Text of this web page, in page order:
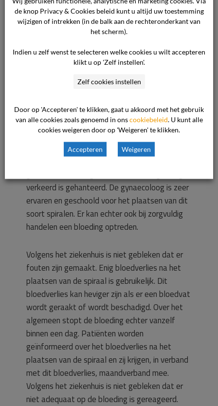
instantie aangestipt met zilvernitraat. De
bloeding hield echter desondanks aan, waarna
middel is toegediend. Klaagster is met haar
baby ter observatie op de afdeling Verloskunde
opgenomen en mocht, nadat was vastgesteld
bloeding, met ontslag.
Het ziekenhuis is van oordeel dat het inbrengen
van de Gynefix spiraal conform de standaard
met gebruikmaking van een kogeltang is
verkeerd is gehanteerd. De gynaecoloog is zeer
ervaren en geschoold voor het plaatsen van dit
soort spiralen. Er kan echter ook bij zorgvuldig
handelen een bloeding optreden.
Volgens het ziekenhuis is niet gebleken dat er
fouten zijn gemaakt. Enig bloedverlies na het
plaatsen van de spiraal is gebruikelijk. Dit
bloedverlies kan heviger zijn als er een bloedvat
wordt geraakt of wordt beschadigd. Over het
algemeen stopt de bloeding echter vanzelf
binnen een dag. Patiënten worden
geïnformeerd over het bloedverlies na het
plaatsen van de spiraal en zij krijgen, in verband
met dit bloedverlies, maandverband mee.
Volgens het ziekenhuis is niet gebleken dat er
niet adequaat op de bloeding is gereageerd.
de knop Privacy & Cookies beleid kunt u altijd uw toestemming
wijzigen of intrekken (in de balk aan de rechteronderkant van
het scherm).
Indien u zelf wenst te selecteren welke cookies u wilt accepteren
klikt u op 'Zelf instellen'.
Zelf cookies instellen
Door op 'Accepteren' te klikken, gaat u akkoord met het gebruik
van alle cookies zoals genoemd in onscookiebeleid. U kunt alle
cookies weigeren door op 'Weigeren' te klikken.
Accepteren Weigeren